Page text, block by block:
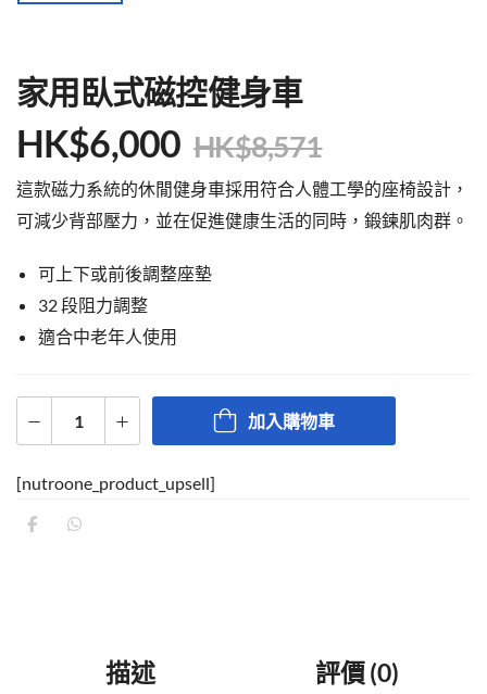
家用臥式磁控健身車
HK$6,000 HK$8,571
這款磁力系統的休閒健身車採用符合人體工學的座椅設計，
可減少背部壓力，並在促進健康生活的同時，鍛鍊肌肉群。
可上下或前後調整座墊
32 段阻力調整
適合中老年人使用
加入購物車
[nutroone_product_upsell]
描述 評價 (0)